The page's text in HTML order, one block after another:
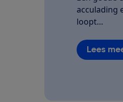
acculading
loopt…
Lees